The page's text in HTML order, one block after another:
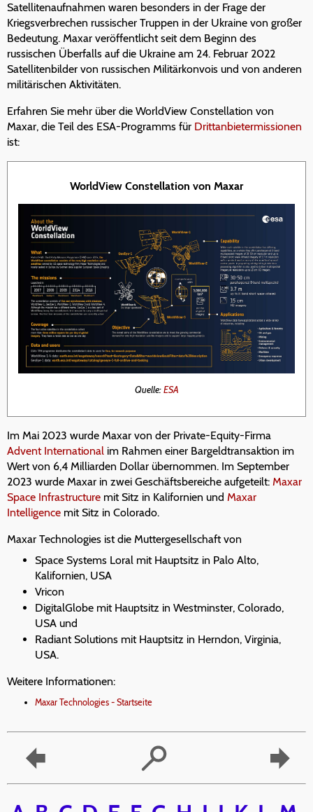
Satellitenaufnahmen waren besonders in der Frage der
Kriegsverbrechen russischer Truppen in der Ukraine von großer
Bedeutung. Maxar veröffentlicht seit dem Beginn des
russischen Überfalls auf die Ukraine am 24. Februar 2022
Satellitenbilder von russischen Militärkonvois und von anderen
militärischen Aktivitäten.
Erfahren Sie mehr über die WorldView Constellation von
Maxar, die Teil des ESA-Programms für Drittanbietermissionen
ist:
WorldView Constellation von Maxar
Quelle:ESA
Im Mai 2023 wurde Maxar von der Private-Equity-Firma
Advent International im Rahmen einer Bargeldtransaktion im
Wert von 6,4 Milliarden Dollar übernommen. Im September
2023 wurde Maxar in zwei Geschäftsbereiche aufgeteilt: Maxar
Space Infrastructure mit Sitz in Kalifornien und Maxar
Intelligence mit Sitz in Colorado.
Maxar Technologies ist die Muttergesellschaft von
Space Systems Loral mit Hauptsitz in Palo Alto,
Kalifornien, USA
Vricon
DigitalGlobe mit Hauptsitz in Westminster, Colorado,
USA und
Radiant Solutions mit Hauptsitz in Herndon, Virginia,
USA.
Weitere Informationen:
Maxar Technologies - Startseite